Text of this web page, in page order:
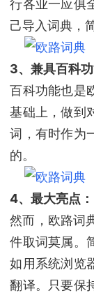
行各业一应俱
己导入词典，
3、兼具百科
百科功能也是
基础上，做到
词，有时作为
的。
4、最大亮点
然而，欧路词
件取词莫属。
如用系统浏览
翻译。只要保